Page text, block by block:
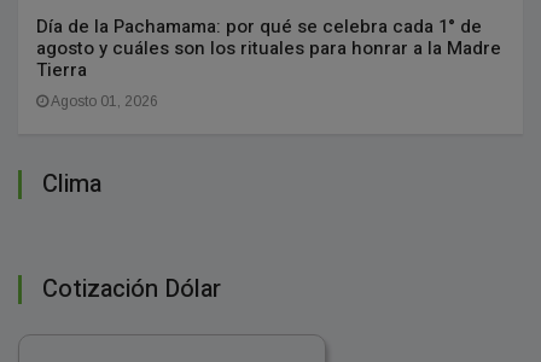
Día de la Pachamama: por qué se celebra cada 1° de
agosto y cuáles son los rituales para honrar a la Madre
Tierra
Agosto 01, 2026
Clima
Cotización Dólar